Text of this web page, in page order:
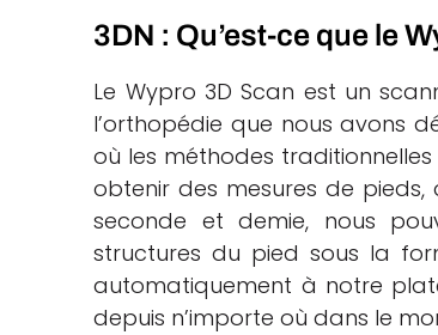
3DN : Qu’est-ce que le
Le Wypro 3D Scan est un
l’orthopédie que nous avons
où les méthodes
obtenir des mesures de pieds,
seconde et demie, nous
structures du pied sous la
automatiquement à notre
depuis n’importe où dans le